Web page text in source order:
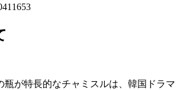
瓶が特長的なチャミスルは、韓国ドラマ